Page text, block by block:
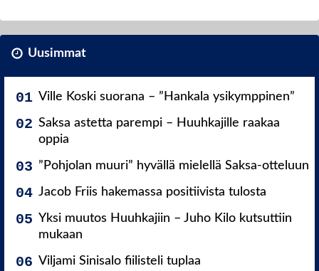
Uusimmat
Ville Koski suorana – ”Hankala ysikymppinen”
Saksa astetta parempi – Huuhkajille raakaa
oppia
”Pohjolan muuri” hyvällä mielellä Saksa-otteluun
Jacob Friis hakemassa positiivista tulosta
Yksi muutos Huuhkajiin – Juho Kilo kutsuttiin
mukaan
Viljami Sinisalo fiilisteli tuplaa